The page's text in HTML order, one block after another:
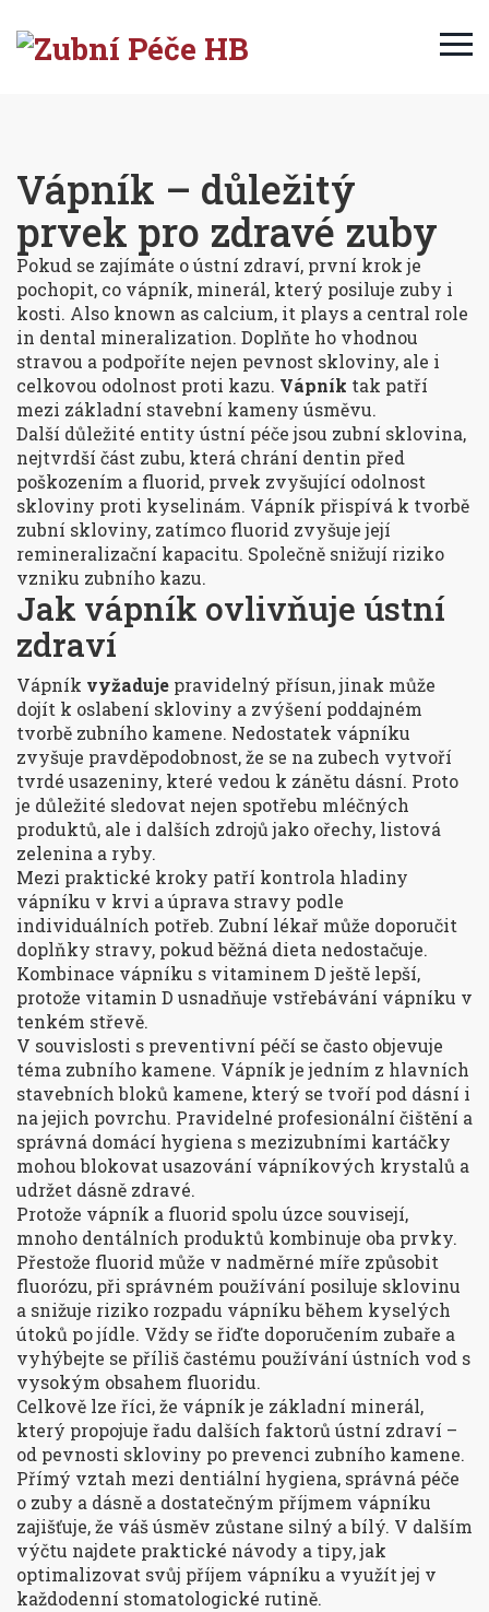
Vápník – důležitý
prvek pro zdravé zuby
Pokud se zajímáte o ústní zdraví, první krok je
pochopit, co vápník, minerál, který posiluje zuby i
kosti. Also known as calcium, it plays a central role
in dental mineralization. Doplňte ho vhodnou
stravou a podpoříte nejen pevnost skloviny, ale i
celkovou odolnost proti kazu. Vápník tak patří
mezi základní stavební kameny úsměvu.
Další důležité entity ústní péče jsou zubní sklovina,
nejtvrdší část zubu, která chrání dentin před
poškozením a fluorid, prvek zvyšující odolnost
skloviny proti kyselinám. Vápník přispívá k tvorbě
zubní skloviny, zatímco fluorid zvyšujejejí
remineralizační kapacitu. Společně snižují riziko
vzniku zubního kazu.
Jak vápník ovlivňuje ústní
zdraví
Vápník vyžaduje pravidelný přísun, jinak může
dojít k oslabení skloviny a zvýšení poddajném
tvorbě zubního kamene. Nedostatek vápníku
zvyšuje pravděpodobnost, že se na zubech vytvoří
tvrdé usazeniny, které vedou k zánětu dásní. Proto
je důležité sledovat nejen spotřebu mléčných
produktů, ale i dalších zdrojů jako ořechy, listová
zelenina a ryby.
Mezi praktické kroky patří kontrola hladiny
vápníku v krvi a úprava stravy podle
individuálních potřeb. Zubní lékař může doporučit
doplňky stravy, pokud běžná dieta nedostačuje.
Kombinace vápníku s vitaminem D ještě lepší,
protože vitamin D usnadňuje vstřebávání vápníku v
tenkém střevě.
V souvislosti s preventivní péčí se často objevuje
téma zubního kamene. Vápník je jedním z hlavních
stavebních bloků kamene, který se tvoří pod dásní i
na jejich povrchu. Pravidelné profesionální čištění a
správná domácí hygiena s mezizubními kartáčky
mohou blokovat usazování vápníkových krystalů a
udržet dásně zdravé.
Protože vápník a fluorid spolu úzce souvisejí,
mnoho dentálních produktů kombinuje oba prvky.
Přestože fluorid může v nadměrné míře způsobit
fluorózu, při správném používání posiluje sklovinu
a snižuje riziko rozpadu vápníku během kyselých
útoků po jídle. Vždy se řiďte doporučením zubaře a
vyhýbejte se příliš častému používání ústních vod s
vysokým obsahem fluoridu.
Celkově lze říci, že vápník je základní minerál,
který propojuje řadu dalších faktorů ústní zdraví –
od pevnosti skloviny po prevenci zubního kamene.
Přímý vztah mezi dentiální hygiena, správná péče
o zuby a dásně a dostatečným příjmem vápníku
zajišťuje, že váš úsměv zůstane silný a bílý. V dalším
výčtu najdete praktické návody a tipy, jak
optimalizovat svůj příjem vápníku a využít jej v
každodenní stomatologické rutině.